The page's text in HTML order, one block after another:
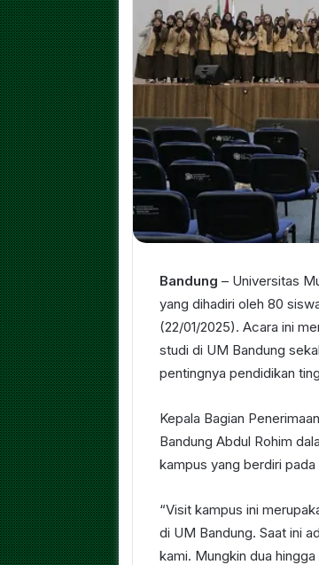
Bandung– Universitas
yang dihadiri oleh 80
(22/01/2025). Acara ini
studi di UM Bandung
pentingnya pendidikan
Kepala Bagian
Bandung Abdul Rohim
kampus yang berdiri pada
“Visit kampus ini
di UM Bandung. Saat ini
kami. Mungkin dua